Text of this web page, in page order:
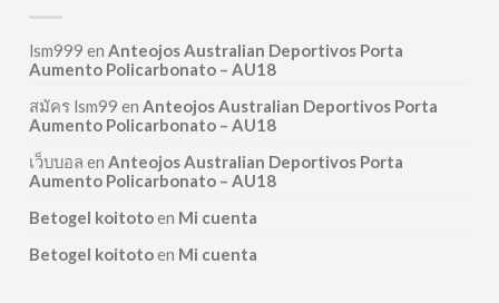
lsm999 enAnteojos Australian Deportivos Porta
Aumento Policarbonato – AU18
สมัคร lsm99 enAnteojos Australian Deportivos Porta
Aumento Policarbonato – AU18
เว็บบอล enAnteojos Australian Deportivos Porta
Aumento Policarbonato – AU18
Betogel koitotoen Mi cuenta
Betogel koitotoen Mi cuenta